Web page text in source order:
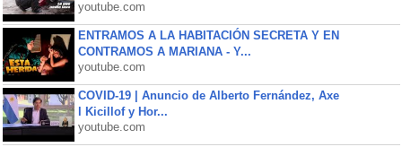
youtube.com
ENTRAMOS A LA HABITACIÓN SECRETA Y EN
CONTRAMOS A MARIANA - Y...
youtube.com
COVID-19 | Anuncio de Alberto Fernández, Axe
l Kicillof y Hor...
youtube.com